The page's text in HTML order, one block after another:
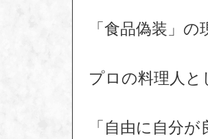
「食品偽装」
プロの料理人と
「自由に自分